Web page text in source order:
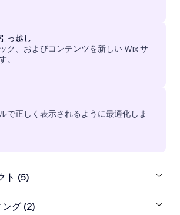
っ越し
ク、およびコンテンツを新しい Wix サ
。
で正しく表示されるように最適化しま
ト (5)
グ (2)